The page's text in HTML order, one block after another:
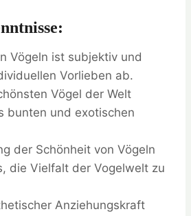
Vögeln ist subjektiv und
Vorlieben ab.
Vögel der Welt
bunten und exotischen
der Schönheit von Vögeln
die Vielfalt der Vogelwelt zu
Anziehungskraft